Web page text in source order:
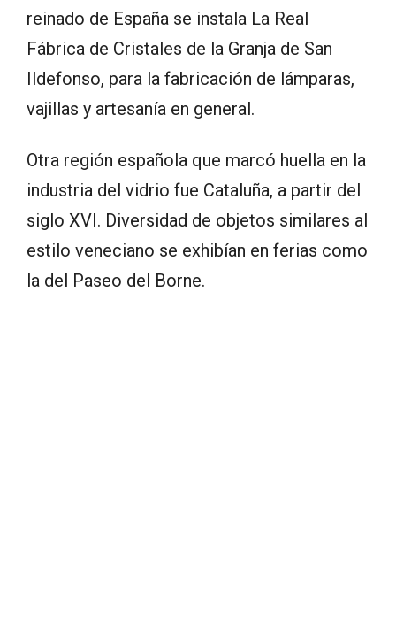
reinado de España se instala La Real
Fábrica de Cristales de la Granja de San
Ildefonso, para la fabricación de lámparas,
vajillas y artesanía en general.
Otra región española que marcó huella en la
industria del vidrio fue Cataluña, a partir del
siglo XVI. Diversidad de objetos similares al
estilo veneciano se exhibían en ferias como
la del Paseo del Borne.